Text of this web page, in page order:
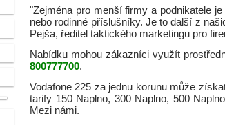
"Zejména pro menší firmy a podnikatele
nebo rodinné příslušníky. Je to další z
Pejša, ředitel taktického marketingu pro
Nabídku mohou zákazníci využít
800777700.
Vodafone 225 za jednu korunu může
tarify 150 Naplno, 300 Naplno, 500
Mezi námi.